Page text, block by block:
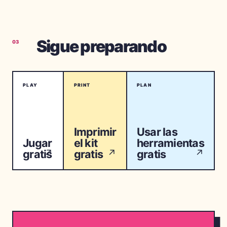
03 Sigue preparando
PLAY
Jugar
gratis
↗
PRINT
Imprimir
el kit
gratis ↗
PLAN
Usar las
herramientas
gratis
↗